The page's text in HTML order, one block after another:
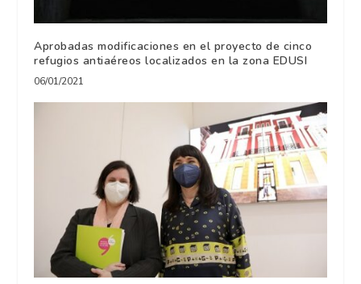
Aprobadas modificaciones en el proyecto de cinco
refugios antiaéreos localizados en la zona EDUSI
06/01/2021